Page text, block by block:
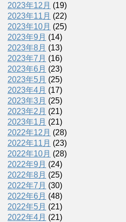
2023年12月 (19)
2023年11月 (22)
2023年10月 (25)
2023年9月 (14)
2023年8月 (13)
2023年7月 (16)
2023年6月 (23)
2023年5月 (25)
2023年4月 (17)
2023年3月 (25)
2023年2月 (21)
2023年1月 (21)
2022年12月 (28)
2022年11月 (23)
2022年10月 (28)
2022年9月 (24)
2022年8月 (25)
2022年7月 (30)
2022年6月 (48)
2022年5月 (21)
2022年4月 (21)